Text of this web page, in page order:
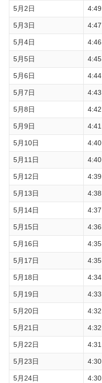
5月2日 4:49
5月3日 4:47
5月4日 4:46
5月5日 4:45
5月6日 4:44
5月7日 4:43
5月8日 4:42
5月9日 4:41
5月10日 4:40
5月11日 4:40
5月12日 4:39
5月13日 4:38
5月14日 4:37
5月15日 4:36
5月16日 4:35
5月17日 4:35
5月18日 4:34
5月19日 4:33
5月20日 4:32
5月21日 4:32
5月22日 4:31
5月23日 4:30
5月24日 4:30